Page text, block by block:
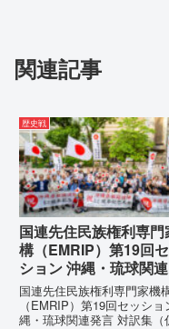
関連記事
歴史戦
国連先住民族権利専門
構（EMRIP）第19回
ション 沖縄・琉球関
言 対訳集（仮訳）
国連先住民族権利専門家機
（EMRIP）第19回セッショ
縄・琉球関連発言 対訳集（